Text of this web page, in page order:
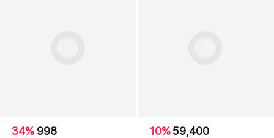
34% 998 10%59,400